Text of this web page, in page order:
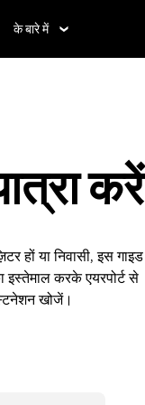
के बारे में
करें
हों या निवासी, इस गाइड
करके एयरपोर्ट से
खोजें।